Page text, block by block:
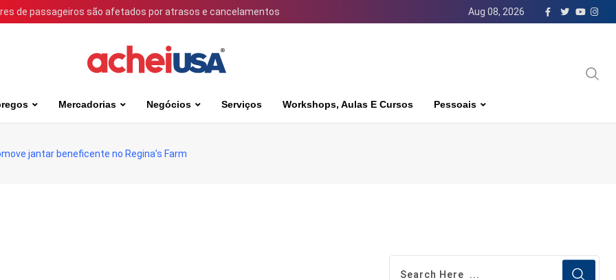
de passageiros são afetados por atrasos e cancelamentos Aug 08, 2026
Mercadorias Negócios Serviços Workshops, Aulas E Cursos Pessoais
jantar beneficente no Regina’s Farm